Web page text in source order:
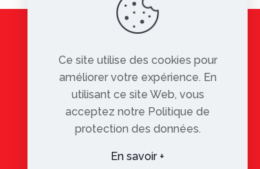
Ce site utilise des cookies pour
améliorer votre expérience. En
utilisant ce site Web, vous
acceptez notre Politique de
protection des données.
En savoir +